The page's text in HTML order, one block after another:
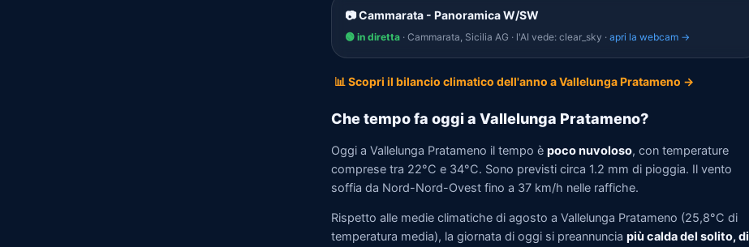
📷 Cammarata - Panoramica W/SW
🟢 in diretta · Cammarata, Sicilia AG · l'AI vede: clear_sky · apri la webcam →
📊 Scopri il bilancio climatico dell'anno a Vallelunga Pratameno →
Che tempo fa oggi a Vallelunga Pratameno?
Oggi a Vallelunga Pratameno il tempo è poco nuvoloso, con temperature
comprese tra 22°C e 34°C. Sono previsti circa 1.2 mm di pioggia. Il vento
soffia da Nord-Nord-Ovest fino a 37 km/h nelle raffiche.
Rispetto alle medie climatiche di agosto a Vallelunga Pratameno (25,8°C di
temperatura media), la giornata di oggi si preannuncia più calda del solito, di